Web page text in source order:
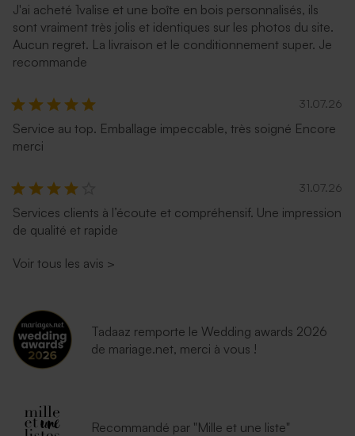
J'ai acheté 1valise et une boîte en bois personnalisés, ils
sont vraiment très jolis et identiques sur les photos du site.
Aucun regret. La livraison et le conditionnement super. Je
recommande
31.07.26
Service au top. Emballage impeccable, très soigné Encore
merci
31.07.26
Services clients à l’écoute et compréhensif. Une impression
de qualité et rapide
Voir tous les avis >
Tadaaz remporte le Wedding awards 2026
de mariage.net, merci à vous !
Recommandé par "Mille et une liste"